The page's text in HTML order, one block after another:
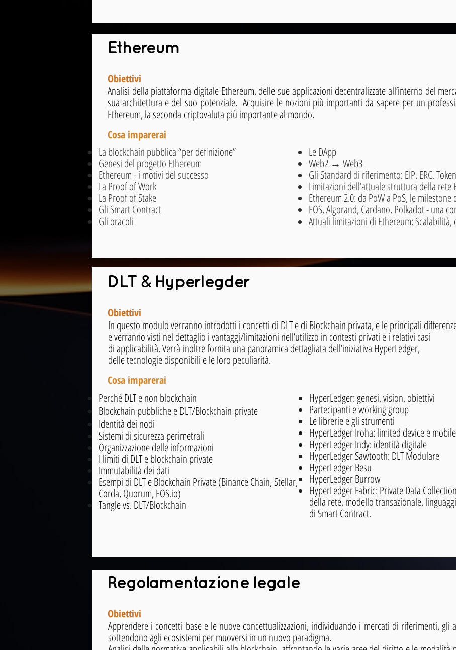
Ethereum
Obiettivi
Analisi della piattaforma digitale Ethereum, delle sue applicazioni decentralizzate all’interno del
sua architettura e del suo potenziale. Acquisire le nozioni più importanti da sapere per un
Ethereum, la seconda criptovaluta più importante al mondo.
Cosa imparerai
La blockchain pubblica “per definizione”
Genesi del progetto Ethereum
Ethereum - i motivi del successo
La Proof of Work
La Proof of Stake
Gli Smart Contract
Gli oracoli
Le DApp
Web2 → Web3
Gli Standard di riferimento: EIP, ERC,
Limitazioni dell’attuale struttura della rete
Ethereum 2.0: da PoW a PoS, le
EOS, Algorand, Cardano, Polkadot - una
Attuali limitazioni di Ethereum: Scalabilità,
DLT & Hyperlegder
Obiettivi
In questo modulo verranno introdotti i concetti di DLT e di Blockchain privata, e le principali
e verranno visti nel dettaglio i vantaggi/limitazioni nell’utilizzo in contesti privati e i relativi casi
di applicabilità. Verrà inoltre fornita una panoramica dettagliata dell’iniziativa HyperLedger,
delle tecnologie disponibili e le loro peculiarità.
Cosa imparerai
Perché DLT e non blockchain
Blockchain pubbliche e DLT/Blockchain private
Identità dei nodi
Sistemi di sicurezza perimetrali
Organizzazione delle informazioni
I limiti di DLT e blockchain private
Immutabilità dei dati
Esempi di DLT e Blockchain Private (Binance Chain, Stellar,
Corda, Quorum, EOS.io)
Tangle vs. DLT/Blockchain
HyperLedger: genesi, vision, obiettivi
Partecipanti e working group
Le librerie e gli strumenti
HyperLedger Iroha: limited device e
HyperLedger Indy: identità digitale
HyperLedger Sawtooth: DLT Modulare
HyperLedger Besu
HyperLedger Burrow
HyperLedger Fabric: Private Data
della rete, modello transazionale,
di Smart Contract.
Regolamentazione legale
Obiettivi
Apprendere i concetti base e le nuove concettualizzazioni, individuando i mercati di riferimenti, gli
sottendono agli ecosistemi per muoversi in un nuovo paradigma.